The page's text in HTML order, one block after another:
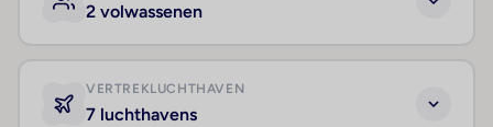
2 volwassenen
VERTREKLUCHTHAVEN
7 luchthavens